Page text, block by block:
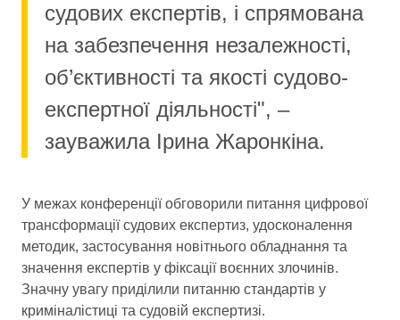
судових експертів, і спрямована
на забезпечення незалежності,
об’єктивності та якості судово-
експертної діяльності", –
зауважила Ірина Жаронкіна.
У межах конференції обговорили питання цифрової
трансформації судових експертиз, удосконалення
методик, застосування новітнього обладнання та
значення експертів у фіксації воєнних злочинів.
Значну увагу приділили питанню стандартів у
криміналістиці та судовій експертизі.